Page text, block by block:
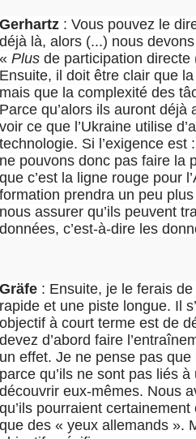
Gerhartz : Vous pouvez le
déjà là, alors (...) nous
« Plus de participation
Ensuite, il doit être clair que
mais que la complexité des
Parce qu’alors ils auront déjà
voir ce que l’Ukraine utilise
technologie. Si l’exigence est
ne pouvons donc pas faire la
que c’est la ligne rouge pour
formation prendra un peu
nous assurer qu’ils peuvent
données, c’est-à-dire les
Gräfe : Ensuite, je le ferais
rapide et une piste longue. Il
objectif à court terme est de
devez d’abord faire
un effet. Je ne pense pas que
parce qu’ils ne sont pas liés
découvrir eux-mêmes. Nous
qu’ils pourraient
que des « yeux allemands ».